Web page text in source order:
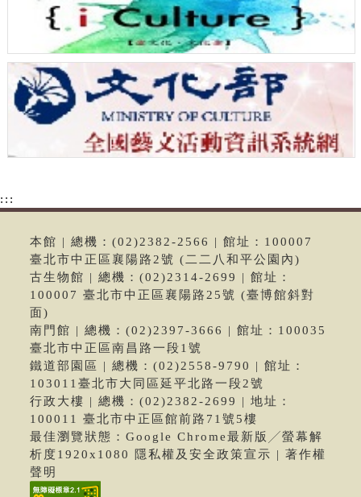
:::
本館 | 總機：(02)2382-2566 | 館址：100007
臺北市中正區襄陽路2號 (二二八和平公園內)
古生物館 | 總機：(02)2314-2699 | 館址：
100007 臺北市中正區襄陽路25號 (臺博館斜對
面)
南門館 | 總機：(02)2397-3666 | 館址：100035
臺北市中正區南昌路一段1號
鐵道部園區 | 總機：(02)2558-9790 | 館址：
103011臺北市大同區延平北路一段2號
行政大樓 | 總機：(02)2382-2699 | 地址：
100011 臺北市中正區館前路71號5樓
最佳瀏覽狀態：Google Chrome最新版╱螢幕解
析度1920x1080 隱私權及安全政策宣示 | 著作權
聲明